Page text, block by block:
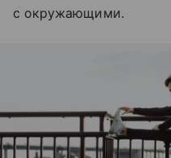
с окружающими.